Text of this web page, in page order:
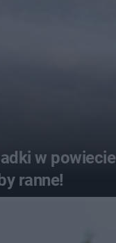
w
ranne!